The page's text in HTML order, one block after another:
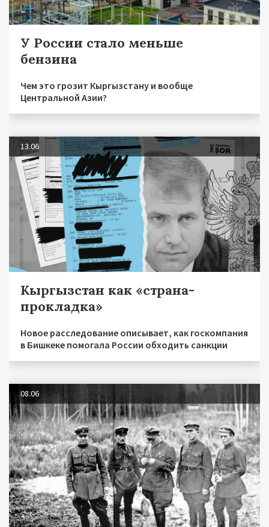
У России стало меньше
бензина
Чем это грозит Кыргызстану и вообще
Центральной Азии?
13.06
Кыргызстан как «страна-
прокладка»
Новое расследование описывает, как госкомпания
в Бишкеке помогала России обходить санкции
08.06